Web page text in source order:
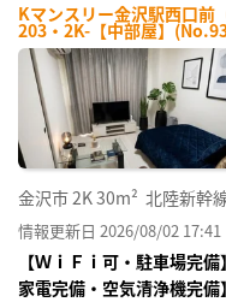
Kマンスリー金沢駅西口前
203・2K-【中部屋】
金沢市2K30m² 北陸新幹
情報更新日 2026/08/02 17:41
【ＷｉＦｉ可・駐車場完
家電完備・空気清浄機完備】